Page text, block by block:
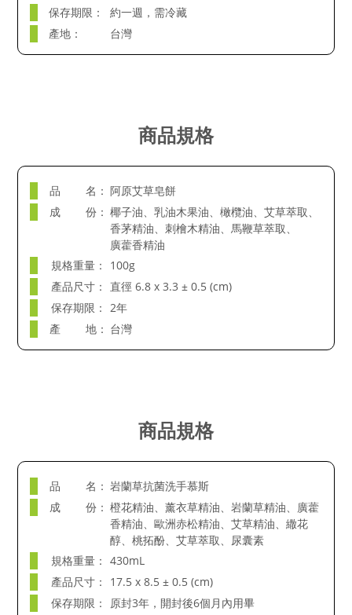
保存期限：
約一週，需冷藏
產地：
台灣
商品規格
品 名： 阿原艾草皂餅
成 份： 椰子油、乳油木果油、橄欖油、艾草萃取、
香茅精油、刺檜木精油、馬鞭草萃取、
廣藿香精油
規格重量：
100g
產品尺寸： 直徑 6.8 x 3.3 ± 0.5 (cm)
保存期限：
2年
產 地： 台灣
商品規格
品 名： 岩蘭草抗菌洗手慕斯
成 份： 橙花精油、薰衣草精油、岩蘭草精油、廣藿
香精油、歐洲赤松精油、艾草精油、繖花
醇、桃拓酚、艾草萃取、尿囊素
規格重量： 430mL
產品尺寸：
17.5 x 8.5 ± 0.5 (cm)
保存期限：
原封3年，開封後6個月內用畢